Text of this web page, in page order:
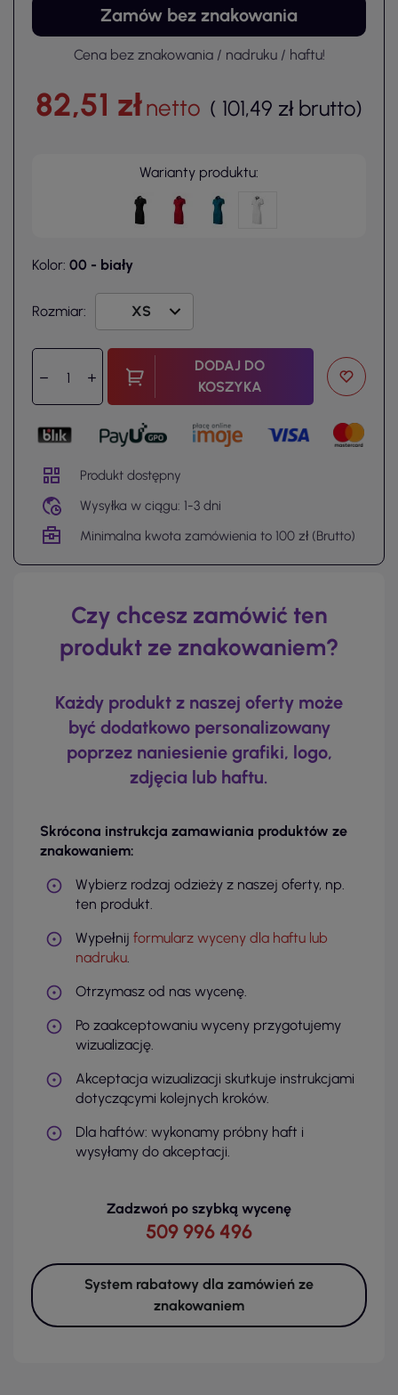
Zamów bez znakowania
Cena bez znakowania / nadruku / haftu!
82,51 złnetto ( 101,49 zł brutto)
Warianty produktu:
Kolor: 00 - biały
Rozmiar:
DODAJ DO
KOSZYKA
Produkt dostępny
Wysyłka w ciągu: 1-3 dni
Minimalna kwota zamówienia to 100 zł (Brutto)
Czy chcesz zamówić ten
produkt ze znakowaniem?
Każdy produkt z naszej oferty może
być dodatkowo personalizowany
poprzez naniesienie grafiki, logo,
zdjęcia lub haftu.
Skrócona instrukcja zamawiania produktów ze
znakowaniem:
Wybierz rodzaj odzieży z naszej oferty, np.
ten produkt.
Wypełnij formularz wyceny dla haftu lub
nadruku.
Otrzymasz od nas wycenę.
Po zaakceptowaniu wyceny przygotujemy
wizualizację.
Akceptacja wizualizacji skutkuje instrukcjami
dotyczącymi kolejnych kroków.
Dla haftów: wykonamy próbny haft i
wysyłamy do akceptacji.
Zadzwoń po szybką wycenę
509 996 496
System rabatowy dla zamówień ze
znakowaniem